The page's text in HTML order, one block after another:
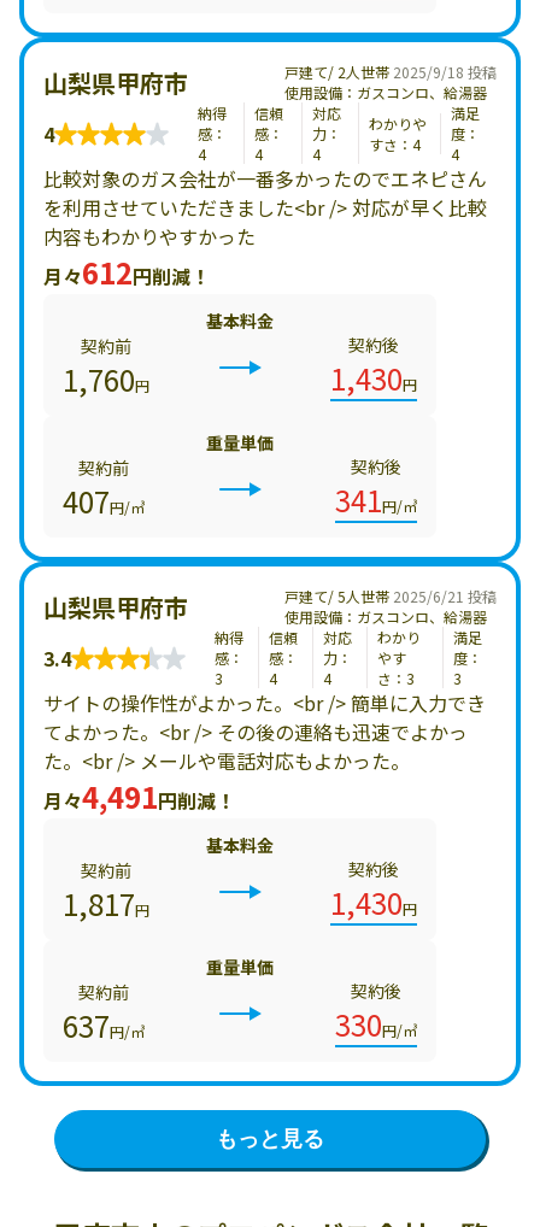
2025/9/18 投稿
山梨県甲府市
戸建て/ 2人世帯
使用設備：ガスコンロ、給湯器
4
納得
感：
4
信頼
感：
4
対応
力：
4
わかりや
すさ：4
満足
度：
4
比較対象のガス会社が一番多かったのでエネピさん
を利用させていただきました<br /> 対応が早く比較
内容もわかりやすかった
月々612円削減！
基本料金
契約前
1,760円
契約後
1,430円
重量単価
契約前
407円/㎥
契約後
341円/㎥
2025/6/21 投稿
山梨県甲府市
戸建て/ 5人世帯
使用設備：ガスコンロ、給湯器
3.4
納得
感：
3
信頼
感：
4
対応
力：
4
わかり
やす
さ：3
満足
度：
3
サイトの操作性がよかった。<br /> 簡単に入力でき
てよかった。<br /> その後の連絡も迅速でよかっ
た。<br /> メールや電話対応もよかった。
月々4,491円削減！
基本料金
契約前
1,817円
契約後
1,430円
重量単価
契約前
637円/㎥
契約後
330円/㎥
もっと見る